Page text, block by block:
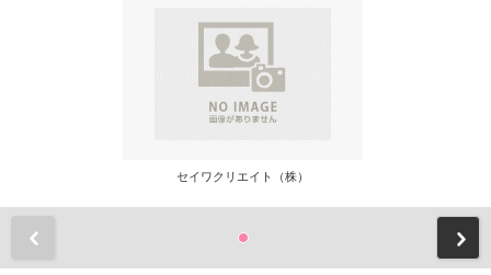
セイワクリエイト（株）